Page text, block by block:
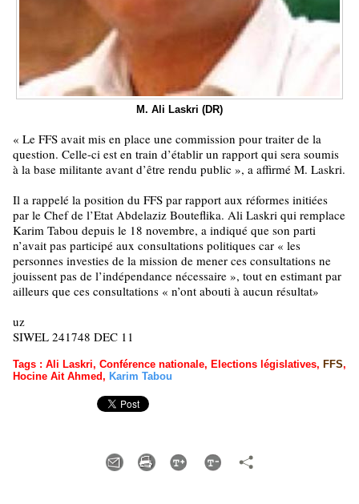
M. Ali Laskri (DR)
« Le FFS avait mis en place une commission pour traiter de la
question. Celle-ci est en train d’établir un rapport qui sera soumis
à la base militante avant d’être rendu public », a affirmé M. Laskri.
Il a rappelé la position du FFS par rapport aux réformes initiées
par le Chef de l’Etat Abdelaziz Bouteflika. Ali Laskri qui remplace
Karim Tabou depuis le 18 novembre, a indiqué que son parti
n’avait pas participé aux consultations politiques car « les
personnes investies de la mission de mener ces consultations ne
jouissent pas de l’indépendance nécessaire », tout en estimant par
ailleurs que ces consultations « n’ont abouti à aucun résultat»
uz
SIWEL 241748 DEC 11
Tags : Ali Laskri, Conférence nationale, Elections législatives, FFS,
Hocine Ait Ahmed, Karim Tabou